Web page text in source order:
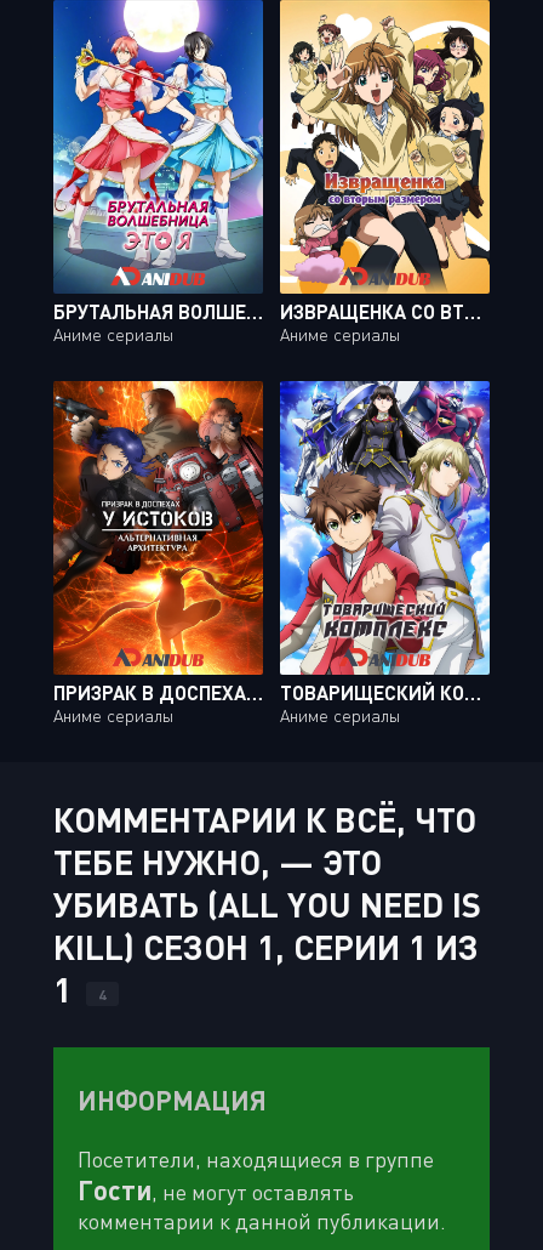
БРУТАЛЬНАЯ ВОЛШЕБНИЦА - ЭТО Я / MAHOU SHOUJO ORE [12 ИЗ 12]
Аниме сериалы
ИЗВРАЩЕНКА СО ВТОРЫМ РАЗМЕРОМ / B GATA H KEI [12 ИЗ 12]
Аниме сериалы
ПРИЗРАК В ДОСПЕХАХ: У ИСТОКОВ - АЛЬТЕРНАТИВНАЯ АРХИТЕКТУРА / KOUKAKU KIDOUTAI ARISE: ALTERNATIVE ARCHITECTURE [10 ИЗ 10]
Аниме сериалы
ТОВАРИЩЕСКИЙ КОМПЛЕКС / BUDDY COMPLEX [13 ИЗ 13]
Аниме сериалы
КОММЕНТАРИИ К ВСЁ, ЧТО
ТЕБЕ НУЖНО, — ЭТО
УБИВАТЬ (ALL YOU NEED IS
KILL) СЕЗОН 1, СЕРИИ 1 ИЗ
1
4
ИНФОРМАЦИЯ
Посетители, находящиеся в группе
Гости, не могут оставлять
комментарии к данной публикации.